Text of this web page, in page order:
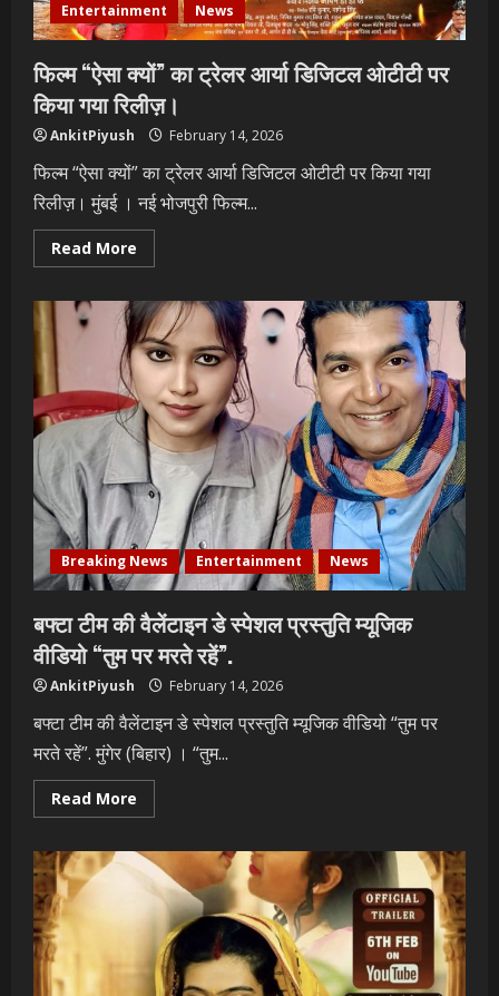
Entertainment News
फिल्म “ऐसा क्यों” का ट्रेलर आर्या डिजिटल ओटीटी पर
किया गया रिलीज़।
AnkitPiyush February 14, 2026
फिल्म “ऐसा क्यों” का ट्रेलर आर्या डिजिटल ओटीटी पर किया गया
रिलीज़। मुंबई । नई भोजपुरी फिल्म...
Read More
more
“ऐसा
क्यों”
का
ट्रेलर
आर्या
डिजिटल
ओटीटी
पर
किया
गया
रिलीज़।
Breaking News Entertainment News
बफ्टा टीम की वैलेंटाइन डे स्पेशल प्रस्तुति म्यूजिक
वीडियो “तुम पर मरते रहें”.
AnkitPiyush February 14, 2026
बफ्टा टीम की वैलेंटाइन डे स्पेशल प्रस्तुति म्यूजिक वीडियो “तुम पर
मरते रहें”. मुंगेर (बिहार) । “तुम...
Read More
more
टीम
की
वैलेंटाइन
स्पेशल
प्रस्तुति
म्यूजिक
वीडियो
“तुम